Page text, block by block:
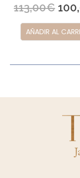
113,00€
AÑADIR AL